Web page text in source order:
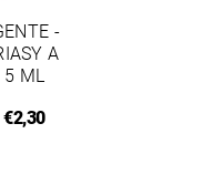
-
A
ML
€2,30